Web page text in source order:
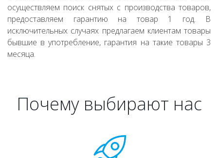
осуществляем поиск снятых с производства товаров,
предоставляем гарантию на товар 1 год. В
исключительных случаях предлагаем клиентам товары
бывшие в употребление, гарантия на такие товары 3
месяца.
Почему выбирают нас